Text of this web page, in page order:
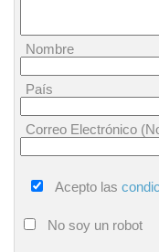
Nombre
País
Correo Electrónico
Acepto las
No soy un robot